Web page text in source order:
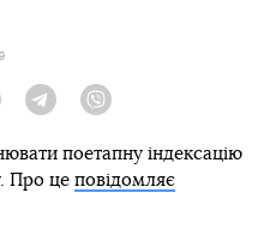
Twitter TelegramViber
поетапну індексацію
Про це повідомляє